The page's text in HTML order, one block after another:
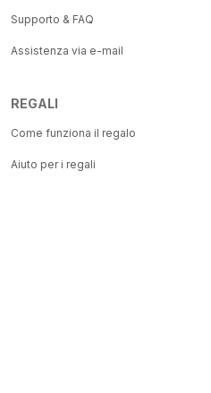
Supporto & FAQ
Assistenza via e-mail
REGALI
Come funziona il regalo
Aiuto per i regali